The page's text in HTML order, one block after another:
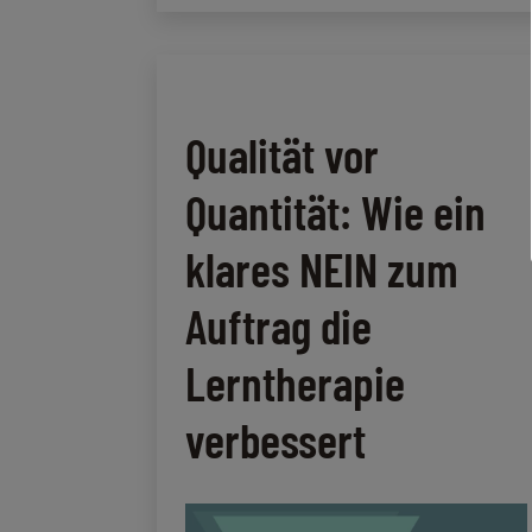
zum
Lernerfolg
Qualität vor
Quantität: Wie ein
klares NEIN zum
Auftrag die
Lerntherapie
verbessert